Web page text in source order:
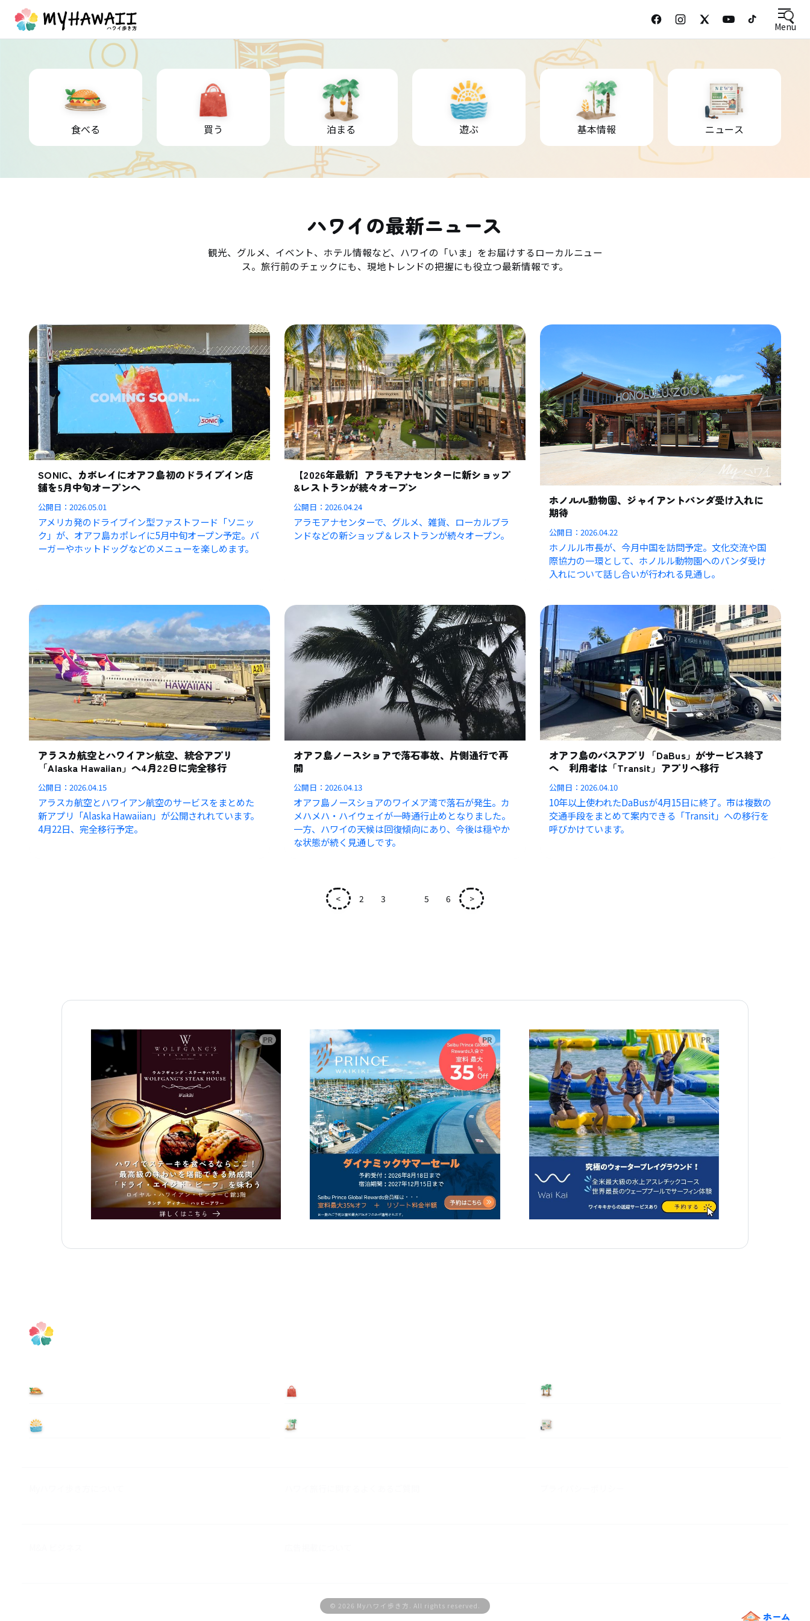
Menu
食べる 買う 泊まる 遊ぶ 基本情報 ニュース
ハワイの最新ニュース
観光、グルメ、イベント、ホテル情報など、ハワイの「いま」をお届けするローカルニュー
ス。旅行前のチェックにも、現地トレンドの把握にも役立つ最新情報です。
SONIC、カポレイにオアフ島初のドライブイン店
舗を5月中旬オープンへ
公開日：2026.05.01
アメリカ発のドライブイン型ファストフード「ソニッ
ク」が、オアフ島カポレイに5月中旬オープン予定。バ
ーガーやホットドッグなどのメニューを楽しめます。
【2026年最新】アラモアナセンターに新ショップ
&レストランが続々オープン
公開日：2026.04.24
アラモアナセンターで、グルメ、雑貨、ローカルブラ
ンドなどの新ショップ＆レストランが続々オープン。
ホノルル動物園、ジャイアントパンダ受け入れに
期待
公開日：2026.04.22
ホノルル市長が、今月中国を訪問予定。文化交流や国
際協力の一環として、ホノルル動物園へのパンダ受け
入れについて話し合いが行われる見通し。
アラスカ航空とハワイアン航空、統合アプリ
「Alaska Hawaiian」へ4月22日に完全移行
公開日：2026.04.15
アラスカ航空とハワイアン航空のサービスをまとめた
新アプリ「Alaska Hawaiian」が公開されれています。
4月22日、完全移行予定。
オアフ島ノースショアで落石事故、片側通行で再
開
公開日：2026.04.13
オアフ島ノースショアのワイメア湾で落石が発生。カ
メハメハ・ハイウェイが一時通行止めとなりました。
一方、ハワイの天候は回復傾向にあり、今後は穏やか
な状態が続く見通しです。
オアフ島のバスアプリ「DaBus」がサービス終了
へ 利用者は「Transit」アプリへ移行
公開日：2026.04.10
10年以上使われたDaBusが4月15日に終了。市は複数の
交通手段をまとめて案内できる「Transit」への移行を
呼びかけています。
< 2 3 5 6 >
広告 広告 広告
ホーム
© 2026 Myハワイ歩き方. All rights reserved.